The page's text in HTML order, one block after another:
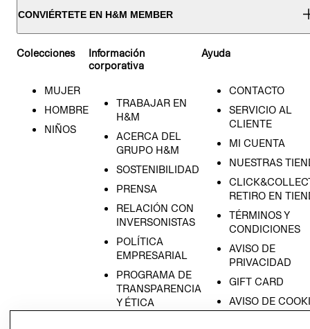
CONVIÉRTETE EN H&M MEMBER
Colecciones
MUJER
HOMBRE
NIÑOS
Información
corporativa
TRABAJAR EN
H&M
ACERCA DEL
GRUPO H&M
SOSTENIBILIDAD
PRENSA
RELACIÓN CON
INVERSONISTAS
POLÍTICA
EMPRESARIAL
PROGRAMA DE
TRANSPARENCIA
Y ÉTICA
Ayuda
CONTACTO
SERVICIO AL
CLIENTE
MI CUENTA
NUESTRAS
RETIRO EN
TÉRMINOS Y
CONDICIONES
AVISO DE
PRIVACIDAD
GIFT CARD
AVISO DE